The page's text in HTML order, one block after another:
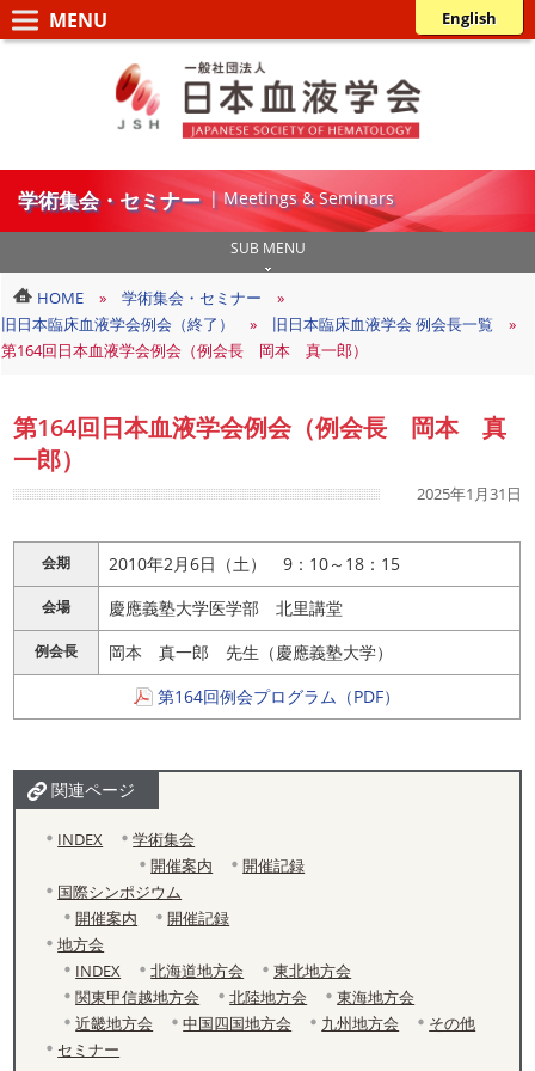
コ
ン
プ
ナ
ビ
動
English
般
社
団
法
人
日
本
血
学
会
学術集会・セミナー | Meetings & Seminars
HOME
学術集会・セミナー
旧日本臨床血液学会例会（終了）
旧日本臨床血液学会 例会長一覧
第164回日本血液学会例会（例会長 岡本 真一郎）
第164回日本血液学会例会（例会長 岡本 真
一郎）
最
更
日
:
2025年1月31日
会期 2010年2月6日（土） 9：10～18：15
会場 慶應義塾大学医学部 北里講堂
例会長
岡本 真一郎 先生（慶應義塾大学）
第164回例会プログラム（PDF）
関連ページ
INDEX
学術集会
開催案内
開催記録
国際シンポジウム
開催案内
開催記録
地方会
INDEX
北海道地方会
東北地方会
関東甲信越地方会
北陸地方会
東海地方会
近畿地方会
中国四国地方会 九州地方会
その他
セミナー
SUB MENU